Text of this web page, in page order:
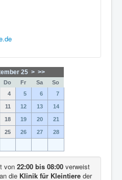
25 > >>
Do Fr Sa
So
4 5 6 7
11 12 13 14
18 19 20 21
25 26 27 28
von 22:00 bis 08:00 verweist
die Klinik für Kleintiere der